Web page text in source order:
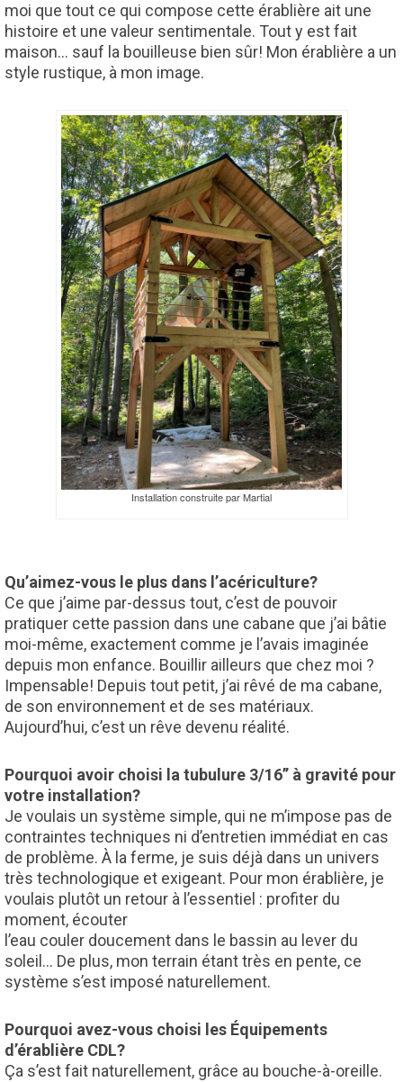
moi que tout ce qui compose cette érablière ait une
histoire et une valeur sentimentale. Tout y est fait
maison… sauf la bouilleuse bien sûr! Mon érablière a un
style rustique, à mon image.
Installation construite par Martial
Qu’aimez-vous le plus dans l’acériculture?
Ce que j’aime par-dessus tout, c’est de pouvoir
pratiquer cette passion dans une cabane que j’ai bâtie
moi-même, exactement comme je l’avais imaginée
depuis mon enfance. Bouillir ailleurs que chez moi ?
Impensable! Depuis tout petit, j’ai rêvé de ma cabane,
de son environnement et de ses matériaux.
Aujourd’hui, c’est un rêve devenu réalité.
Pourquoi avoir choisi la tubulure 3/16’’ à gravité pour
votre installation?
Je voulais un système simple, qui ne m’impose pas de
contraintes techniques ni d’entretien immédiat en cas
de problème. À la ferme, je suis déjà dans un univers
très technologique et exigeant. Pour mon érablière, je
voulais plutôt un retour à l’essentiel : profiter du
moment, écouter
l’eau couler doucement dans le bassin au lever du
soleil… De plus, mon terrain étant très en pente, ce
système s’est imposé naturellement.
Pourquoi avez-vous choisi les Équipements
d’érablière CDL?
Ça s’est fait naturellement, grâce au bouche-à-oreille.